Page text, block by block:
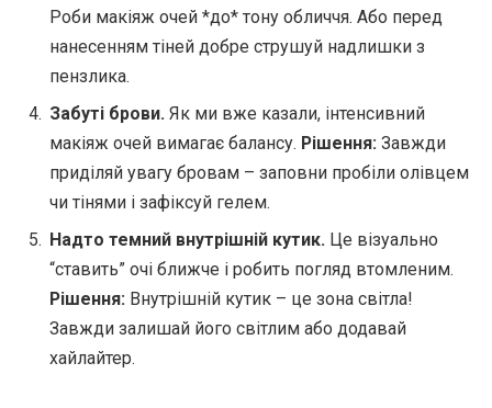
Роби макіяж очей *до* тону обличчя. Або перед
нанесенням тіней добре струшуй надлишки з
пензлика.
Забуті брови. Як ми вже казали, інтенсивний
макіяж очей вимагає балансу. Рішення: Завжди
приділяй увагу бровам – заповни пробіли олівцем
чи тінями і зафіксуй гелем.
Надто темний внутрішній кутик. Це візуально
“ставить” очі ближче і робить погляд втомленим.
Рішення: Внутрішній кутик – це зона світла!
Завжди залишай його світлим або додавай
хайлайтер.